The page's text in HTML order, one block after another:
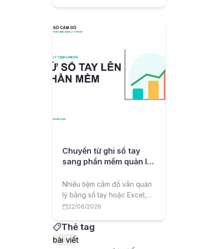
và lưu ý để cầm được giá tốt.
Chuyển từ ghi sổ tay
sang phần mềm quản lý
tiệm
Nhiều tiệm cầm đồ vẫn quản
lý bằng sổ tay hoặc Excel,
dễ sai sót và thất thoát. Bài
chuyển sang phần mềm quản
lý cầm đồ một cách hiệu quả,
22/06/2026
Thẻ tag
bài viết